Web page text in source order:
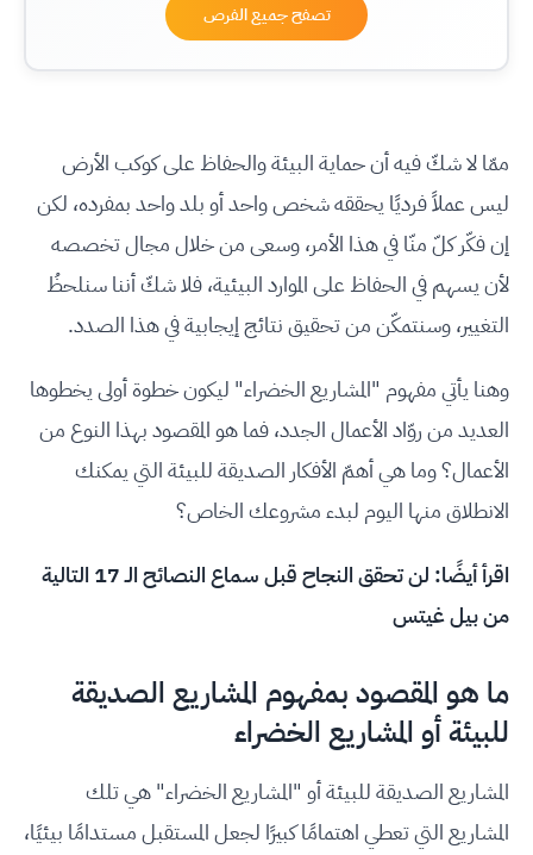
تصفح جميع الفرص
ممّا لا شكّ فيه أن حماية البيئة والحفاظ على كوكب الأرض
ليس عملاً فرديًا يحققه شخص واحد أو بلد واحد بمفرده، لكن
إن فكّر كلّ منّا في هذا الأمر، وسعى من خلال مجال تخصصه
لأن يسهم في الحفاظ على الموارد البيئية، فلا شكّ أننا سنلحظُ
التغيير، وسنتمكّن من تحقيق نتائج إيجابية في هذا الصدد.
وهنا يأتي مفهوم "المشاريع الخضراء" ليكون خطوة أولى يخطوها
العديد من روّاد الأعمال الجدد، فما هو المقصود بهذا النوع من
الأعمال؟ وما هي أهمّ الأفكار الصديقة للبيئة التي يمكنك
الانطلاق منها اليوم لبدء مشروعك الخاص؟
اقرأ أيضًا:
لن تحقق النجاح قبل سماع النصائح الـ 17 التالية
من بيل غيتس
ما هو المقصود بمفهوم المشاريع الصديقة
للبيئة أو المشاريع الخضراء
المشاريع الصديقة للبيئة أو "المشاريع الخضراء" هي تلك
المشاريع التي تعطي اهتمامًا كبيرًا لجعل المستقبل مستدامًا بيئيًا،